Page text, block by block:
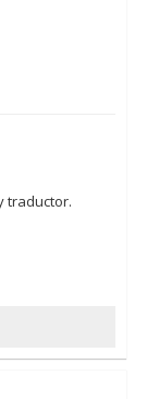
traductor.